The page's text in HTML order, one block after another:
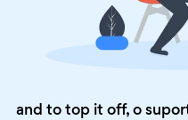
and to top it off, o